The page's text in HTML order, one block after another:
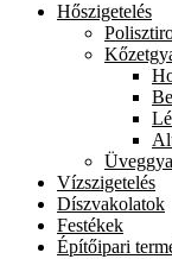
Hőszigetelés
Vízszigetelés
Díszvakolatok
Festékek
Építőipari